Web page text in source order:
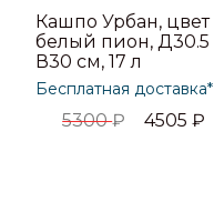
Кашпо Урбан, цвет
белый пион, Д30.5
В30 см, 17 л
Бесплатная доставка*
5300₽ 4505₽